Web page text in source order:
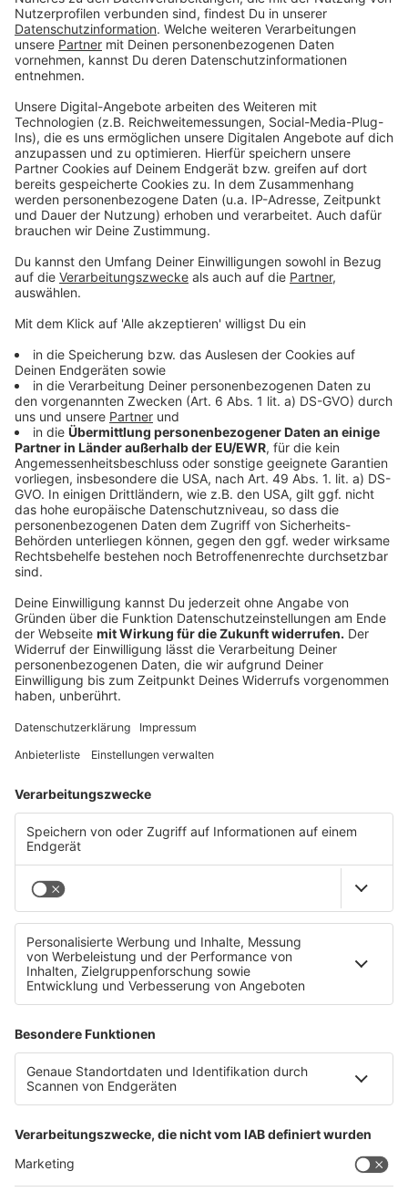
Verwaistes Fuchsbaby gerettet